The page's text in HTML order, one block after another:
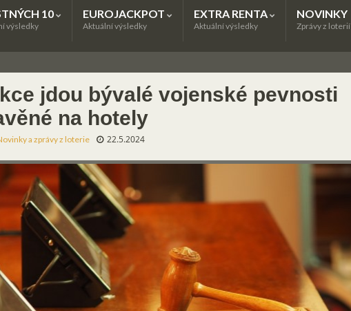
10
výsledky
EUROJACKPOT
Aktuální výsledky
EXTRA RENTA
Aktuální výsledky
NOVINKY
Zprávy z loterií
jdou bývalé vojenské pevnosti
na hotely
a zprávy z loterie 22.5.2024